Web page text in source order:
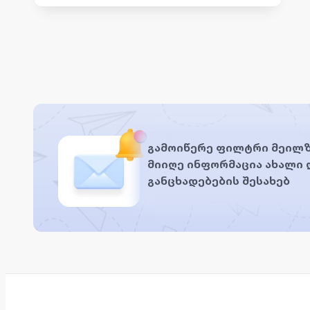
გამოიწერე ფილტრი
მიიღე ინფორმაცია ახალი
განცხადებების შესახებ